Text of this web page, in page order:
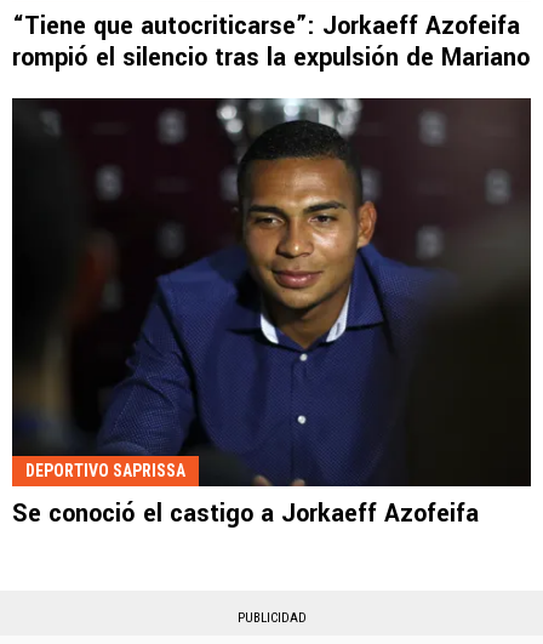
“Tiene que autocriticarse”: Jorkaeff Azofeifa
rompió el silencio tras la expulsión de Mariano
DEPORTIVO SAPRISSA
Se conoció el castigo a Jorkaeff Azofeifa
PUBLICIDAD